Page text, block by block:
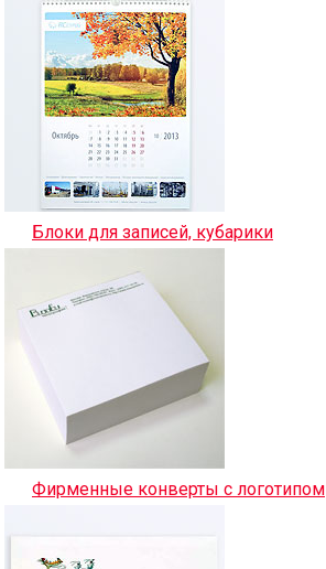
Блоки для записей, кубарики
Фирменные конверты с логотипом